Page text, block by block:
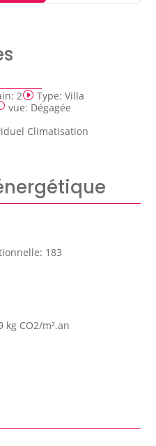
:2 Type:Villa
vue: Dégagée
Climatisation
: 183
kg CO2/m².an